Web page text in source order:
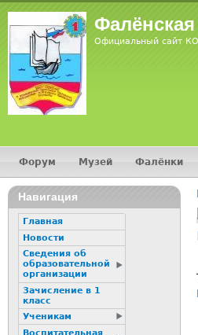
Официальный сайт
Главное меню
Форум Музей Фалёнки
Навигация
Главная
Новости
Сведения об
образовательной
организации
Зачисление в 1
класс
Ученикам
Воспитательная